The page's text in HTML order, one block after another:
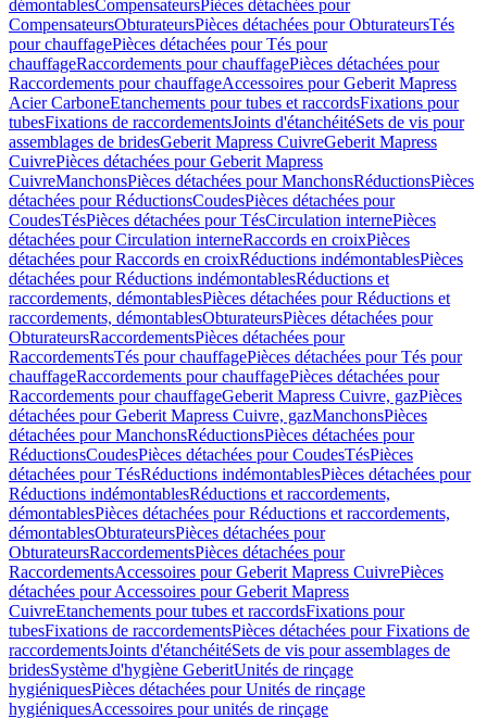
démontablesCompensateursPièces détachées pour
CompensateursObturateursPièces détachées pour ObturateursTés
pour chauffagePièces détachées pour Tés pour
chauffageRaccordements pour chauffagePièces détachées pour
Raccordements pour chauffageAccessoires pour Geberit Mapress
Acier CarboneEtanchements pour tubes et raccordsFixations pour
tubesFixations de raccordementsJoints d'étanchéitéSets de vis pour
assemblages de bridesGeberit Mapress CuivreGeberit Mapress
CuivrePièces détachées pour Geberit Mapress
CuivreManchonsPièces détachées pour ManchonsRéductionsPièces
détachées pour RéductionsCoudesPièces détachées pour
CoudesTésPièces détachées pour TésCirculation internePièces
détachées pour Circulation interneRaccords en croixPièces
détachées pour Raccords en croixRéductions indémontablesPièces
détachées pour Réductions indémontablesRéductions et
raccordements, démontablesPièces détachées pour Réductions et
raccordements, démontablesObturateursPièces détachées pour
ObturateursRaccordementsPièces détachées pour
RaccordementsTés pour chauffagePièces détachées pour Tés pour
chauffageRaccordements pour chauffagePièces détachées pour
Raccordements pour chauffageGeberit Mapress Cuivre, gazPièces
détachées pour Geberit Mapress Cuivre, gazManchonsPièces
détachées pour ManchonsRéductionsPièces détachées pour
RéductionsCoudesPièces détachées pour CoudesTésPièces
détachées pour TésRéductions indémontablesPièces détachées pour
Réductions indémontablesRéductions et raccordements,
démontablesPièces détachées pour Réductions et raccordements,
démontablesObturateursPièces détachées pour
ObturateursRaccordementsPièces détachées pour
RaccordementsAccessoires pour Geberit Mapress CuivrePièces
détachées pour Accessoires pour Geberit Mapress
CuivreEtanchements pour tubes et raccordsFixations pour
tubesFixations de raccordementsPièces détachées pour Fixations de
raccordementsJoints d'étanchéitéSets de vis pour assemblages de
bridesSystème d'hygiène GeberitUnités de rinçage
hygiéniquesPièces détachées pour Unités de rinçage
hygiéniquesAccessoires pour unités de rinçage